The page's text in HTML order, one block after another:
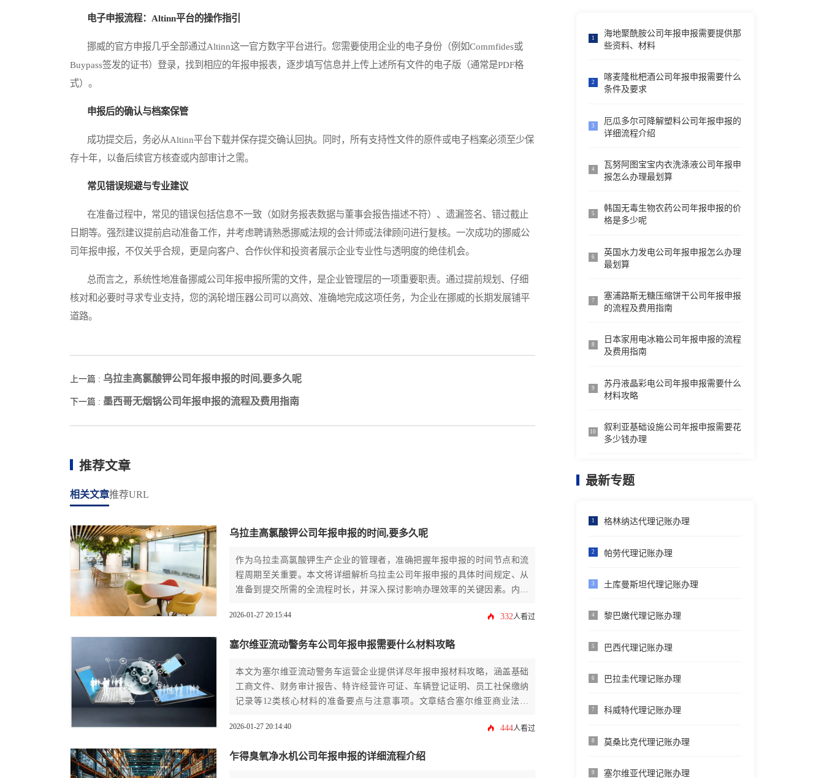
电子申报流程：Altinn平台的操作指引
挪威的官方申报几乎全部通过Altinn这一官方数字平台进行。您需要使用企业的电子身份（例如Commfides或
Buypass签发的证书）登录，找到相应的年报申报表，逐步填写信息并上传上述所有文件的电子版（通常是PDF格
式）。
申报后的确认与档案保管
成功提交后，务必从Altinn平台下载并保存提交确认回执。同时，所有支持性文件的原件或电子档案必须至少保
存十年，以备后续官方核查或内部审计之需。
常见错误规避与专业建议
在准备过程中，常见的错误包括信息不一致（如财务报表数据与董事会报告描述不符）、遗漏签名、错过截止
日期等。强烈建议提前启动准备工作，并考虑聘请熟悉挪威法规的会计师或法律顾问进行复核。一次成功的挪威公
司年报申报，不仅关乎合规，更是向客户、合作伙伴和投资者展示企业专业性与透明度的绝佳机会。
总而言之，系统性地准备挪威公司年报申报所需的文件，是企业管理层的一项重要职责。通过提前规划、仔细
核对和必要时寻求专业支持，您的涡轮增压器公司可以高效、准确地完成这项任务，为企业在挪威的长期发展铺平
道路。
上一篇 : 乌拉圭高氯酸钾公司年报申报的时间,要多久呢
下一篇 : 墨西哥无烟锅公司年报申报的流程及费用指南
推荐文章
相关文章推荐URL
乌拉圭高氯酸钾公司年报申报的时间,要多久呢
作为乌拉圭高氯酸钾生产企业的管理者，准确把握年报申报的时间节点和流
程周期至关重要。本文将详细解析乌拉圭公司年报申报的具体时间规定、从
准备到提交所需的全流程时长，并深入探讨影响办理效率的关键因素。内容
整、实用的操作指南，确保企业合规经营，规避因延误可能产生的风险。
2026-01-27 20:15:44 332人看过
塞尔维亚流动警务车公司年报申报需要什么材料攻略
本文为塞尔维亚流动警务车运营企业提供详尽年报申报材料攻略，涵盖基础
工商文件、财务审计报告、特许经营许可证、车辆登记证明、员工社保缴纳
记录等12类核心材料的准备要点与注意事项。文章结合塞尔维亚商业法规
业高效完成塞尔维亚公司年报申报流程。
2026-01-27 20:14:40 444人看过
乍得臭氧净水机公司年报申报的详细流程介绍
1
海地聚酰胺公司年报申报需要提供那
些资料、材料
2
喀麦隆枇杷酒公司年报申报需要什么
条件及要求
3
厄瓜多尔可降解塑料公司年报申报的
详细流程介绍
4
瓦努阿图宝宝内衣洗涤液公司年报申
报怎么办理最划算
5
韩国无毒生物农药公司年报申报的价
格是多少呢
6
英国水力发电公司年报申报怎么办理
最划算
7
塞浦路斯无糖压缩饼干公司年报申报
的流程及费用指南
8
日本家用电冰箱公司年报申报的流程
及费用指南
9
苏丹液晶彩电公司年报申报需要什么
材料攻略
10
叙利亚基础设施公司年报申报需要花
多少钱办理
最新专题
1 格林纳达代理记账办理
2 帕劳代理记账办理
3 土库曼斯坦代理记账办理
4 黎巴嫩代理记账办理
5 巴西代理记账办理
6 巴拉圭代理记账办理
7 科威特代理记账办理
8 莫桑比克代理记账办理
9 塞尔维亚代理记账办理